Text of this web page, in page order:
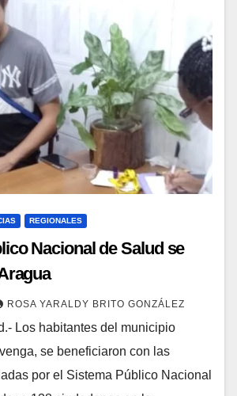
REGIONALES
Nacional de Salud se
ROSA YARALDY BRITO GONZÁLEZ
Los habitantes del municipio
se beneficiaron con las
por el Sistema Público Nacional